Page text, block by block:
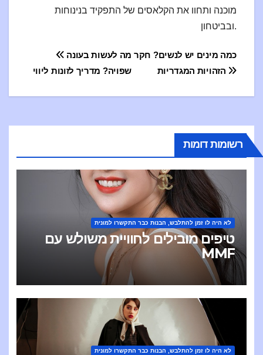
מוכנה ותחוו את הקלאסים של התפקיד בנינוחות
ובביטחון.
כמה מינים יש לנשים? חקר
שפויה? מדריך לזונות ליווי
רשומות דומות
לא היה לו זמן להתלבש, הבנות כבר התקשרו למונית
טיפים מובילים לחוויית משולש עם
MMF
לא היה לו זמן להתלבש, הבנות כבר התקשרו למונית